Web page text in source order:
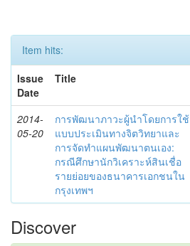
Item hits:
Issue
Date
Title
2014-
05-20
การพัฒนาภาวะผู้นำโดยการใช้
แบบประเมินทางจิตวิทยาและ
การจัดทำแผนพัฒนาตนเอง:
กรณีศึกษานักวิเคราะห์สินเชื่อ
รายย่อยของธนาคารเอกชนใน
กรุงเทพฯ
Discover